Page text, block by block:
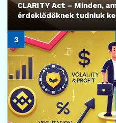
CLARITY Act – Minden,
érdeklődőknek tudniuk